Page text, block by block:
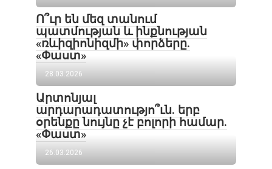
Ո՞ւր են մեզ տանում
պատմության և ինքնության
«ռևիզիոնիզմի» փորձերը.
«Փաստ»
28.03.2026
Արտոնյալ
արդարադատությո՞ւն. երբ
օրենքը նույնը չէ բոլորի համար.
«Փաստ»
26.03.2026